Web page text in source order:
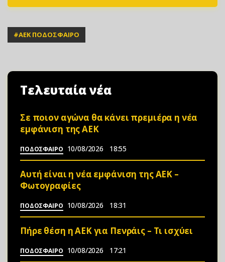
#ΑΕΚ ΠΟΔΟΣΦΑΙΡΟ
Τελευταία νέα
Σε ποιον αγώνα θα κάνει πρεμιέρα η νέα
εμφάνιση της ΑΕΚ
ΠΟΔΟΣΦΑΙΡΟ 10/08/2026 18:55
Αυτή είναι η νέα εμφάνιση της ΑΕΚ –
Φωτoγραφίες
ΠΟΔΟΣΦΑΙΡΟ 10/08/2026 18:31
Πήρε θέση η ΑΕΚ για Πενράις – Τι ισχύει
ΠΟΔΟΣΦΑΙΡΟ 10/08/2026 17:21